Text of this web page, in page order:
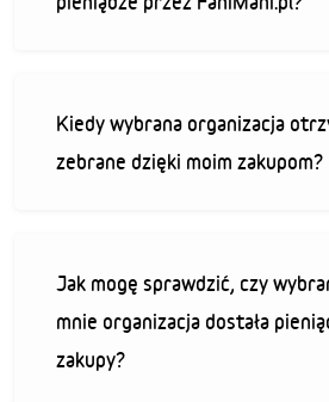
Kiedy wybrana organizacja
zebrane dzięki moim zakupom?
Jak mogę sprawdzić, czy
mnie organizacja dostała
zakupy?